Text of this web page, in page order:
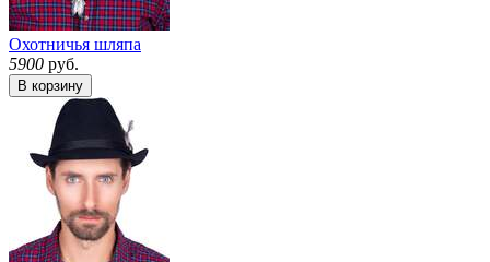
Охотничья шляпа
5900 руб.
В корзину